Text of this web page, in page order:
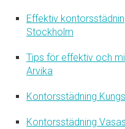
Effektiv
Stockholm
Tips för effektiv och
Arvika
Kontorsstädning
Kontorsstädning